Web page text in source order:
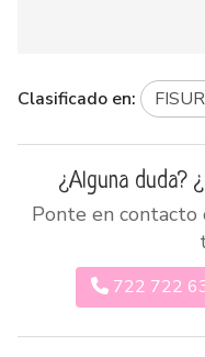
Clasificado en:
¿Alguna duda?
Ponte en contacto
722 722